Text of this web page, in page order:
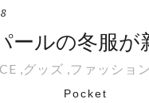
ールの冬服
,グッズ ,ファッション
Pocket